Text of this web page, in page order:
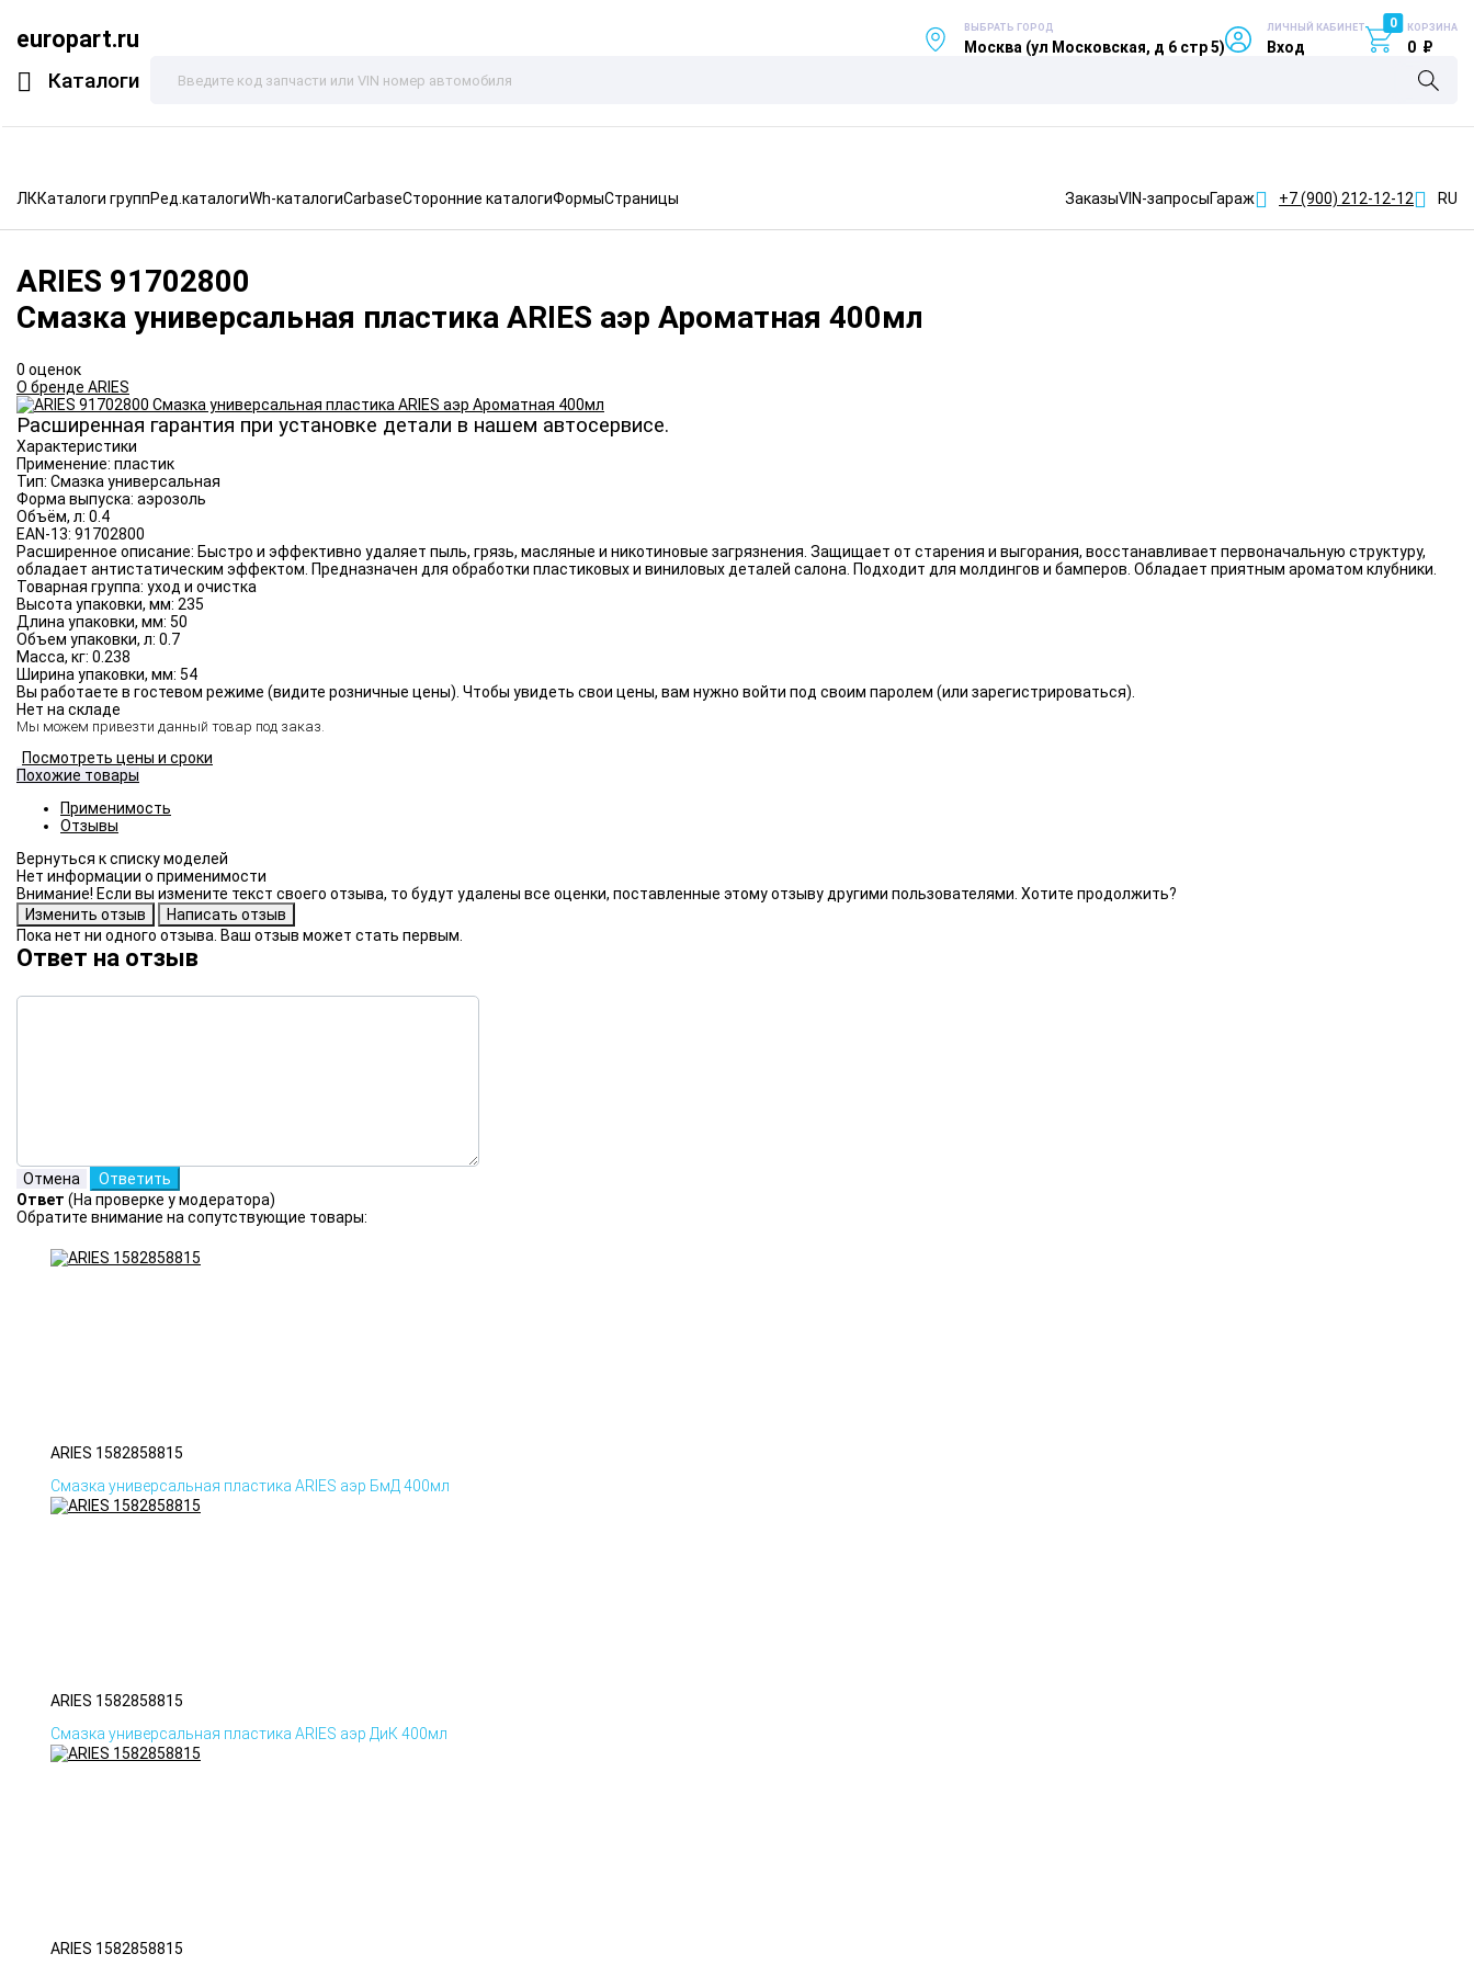
europart.ru
Каталоги
ВЫБРАТЬ ГОРОД
Москва (ул Московская, д 6 стр 5)
ЛИЧНЫЙ КАБИНЕТ
Вход
0 КОРЗИНА
0 ₽
ЛККаталоги группРед.каталогиWh-каталогиCarbaseСторонние каталогиФормыСтраницы ЗаказыVIN-запросыГараж +7 (900) 212-12-12 RU
ARIES 91702800
Смазка универсальная пластика ARIES аэр Ароматная 400мл
0 оценок
О бренде ARIES
Расширенная гарантия при установке детали в нашем автосервисе.
Характеристики
Применение: пластик
Тип: Смазка универсальная
Форма выпуска: аэрозоль
Объём, л: 0.4
EAN-13: 91702800
Расширенное описание: Быстро и эффективно удаляет пыль, грязь, масляные и никотиновые загрязнения. Защищает от старения и выгорания, восстанавливает первоначальную структуру,
обладает антистатическим эффектом. Предназначен для обработки пластиковых и виниловых деталей салона. Подходит для молдингов и бамперов. Обладает приятным ароматом клубники.
Товарная группа: уход и очистка
Высота упаковки, мм: 235
Длина упаковки, мм: 50
Объем упаковки, л: 0.7
Масса, кг: 0.238
Ширина упаковки, мм: 54
Вы работаете в гостевом режиме (видите розничные цены). Чтобы увидеть свои цены, вам нужно войти под своим паролем (или зарегистрироваться).
Нет на складе
Мы можем привезти данный товар под заказ.
Посмотреть цены и сроки
Похожие товары
Применимость
Отзывы
Нет информации о применимости
Внимание! Если вы измените текст своего отзыва, то будут удалены все оценки, поставленные этому отзыву другими пользователями. Хотите продолжить?
Пока нет ни одного отзыва. Ваш отзыв может стать первым.
Ответ на отзыв
Ответ (На проверке у модератора)
Обратите внимание на сопутствующие товары:
ARIES 1582858815
Смазка универсальная пластика ARIES аэр БмД 400мл
ARIES 1582858815
Смазка универсальная пластика ARIES аэр ДиК 400мл
ARIES 1582858815